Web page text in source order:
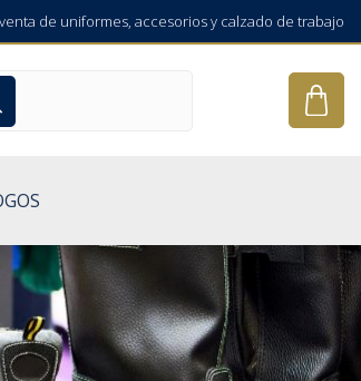
de uniformes, accesorios y calzado de trabajo